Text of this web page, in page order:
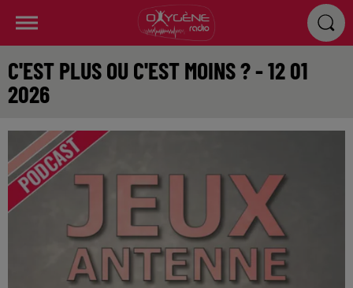
C'EST PLUS OU C'EST MOINS ? - 12 01
2026